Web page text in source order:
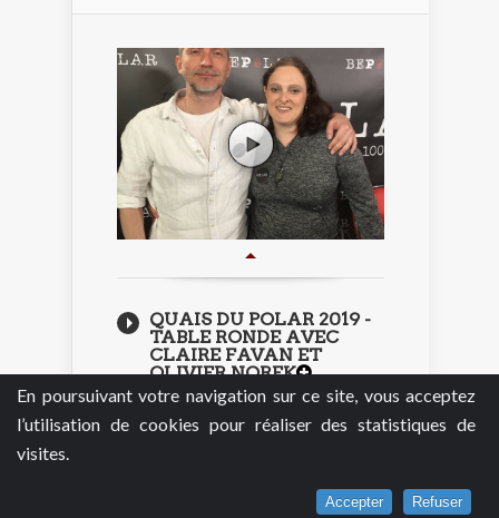
En poursuivant votre navigation sur ce site, vous acceptez
l’utilisation de cookies pour réaliser des statistiques de
visites.
Accepter Refuser
QUAIS DU POLAR 2019 -
TABLE RONDE AVEC
CLAIRE FAVAN ET
OLIVIER NOREK
01/09/2020
L’INTERROGATOIRE DE